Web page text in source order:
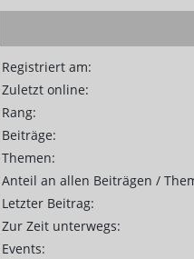
Registriert am:
Zuletzt online:
Rang:
Beiträge:
Themen:
Anteil an allen Beiträgen /
Letzter Beitrag:
Zur Zeit unterwegs:
Events: